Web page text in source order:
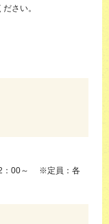
さい。
：00～ ※定員：各